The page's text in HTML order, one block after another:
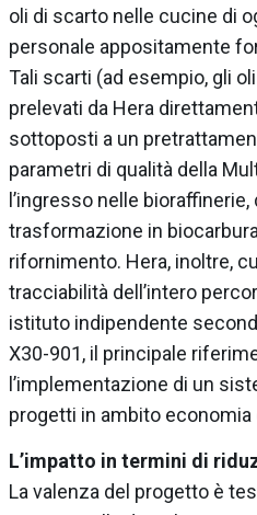
oli di scarto nelle cucine di
personale appositamente
Tali scarti (ad esempio, gli
prelevati da Hera
sottoposti a un
parametri di qualità della
l’ingresso nelle
trasformazione in
rifornimento. Hera, inoltre,
tracciabilità dell’intero
istituto indipendente
X30-901, il principale
l’implementazione di un
progetti in ambito economia
L’impatto in termini di
La valenza del progetto è